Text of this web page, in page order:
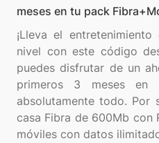
meses en tu pack
¡Lleva el
nivel con este código
puedes disfrutar de un
primeros 3 meses
absolutamente todo. Por
casa Fibra de 600Mb con
móviles con datos